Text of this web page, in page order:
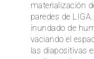
materialización
paredes de
inundado de
vaciando el
las diapositivas